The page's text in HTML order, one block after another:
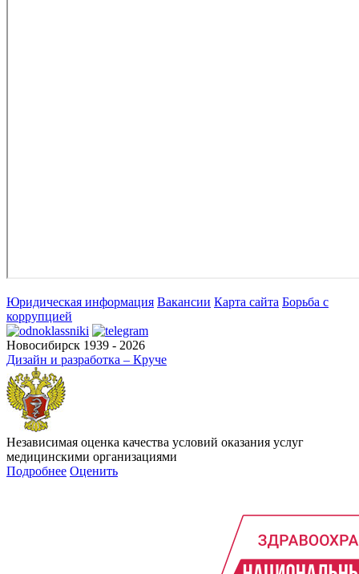
Юридическая информация Вакансии Карта сайта Борьба с
коррупцией
Новосибирск 1939 - 2026
Дизайн и разработка – Круче
Независимая оценка качества условий оказания услуг
медицинскими организациями
Подробнее Оценить